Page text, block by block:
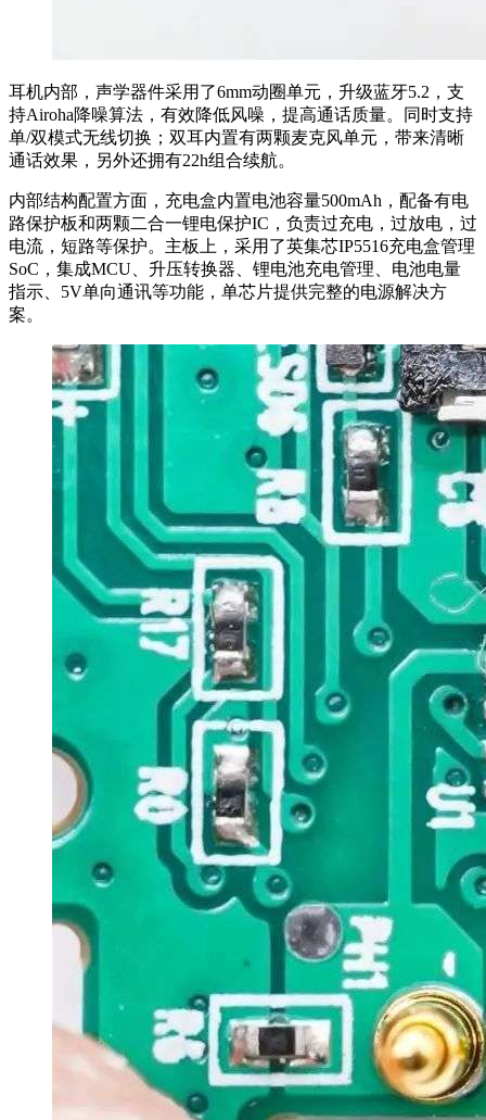
耳机内部，声学器件采用了6mm动圈单元，升级蓝牙5.2，支
持Airoha降噪算法，有效降低风噪，提高通话质量。同时支持
单/双模式无线切换；双耳内置有两颗麦克风单元，带来清晰
通话效果，另外还拥有22h组合续航。
内部结构配置方面，充电盒内置电池容量500mAh，配备有电
路保护板和两颗二合一锂电保护IC，负责过充电，过放电，过
电流，短路等保护。主板上，采用了英集芯IP5516充电盒管理
SoC，集成MCU、升压转换器、锂电池充电管理、电池电量
指示、5V单向通讯等功能，单芯片提供完整的电源解决方
案。